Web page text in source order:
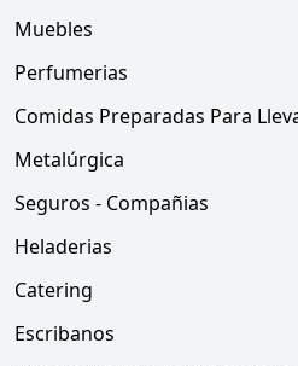
Muebles
Perfumerias
Comidas Preparadas Para
Metalúrgica
Seguros - Compañias
Heladerias
Catering
Escribanos